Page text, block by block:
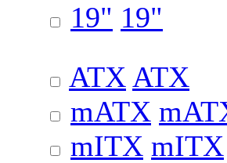
19" 19"
ATX ATX
mATX
mITX mITX